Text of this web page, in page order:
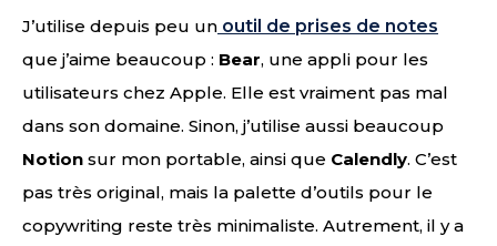
J’utilise depuis peu un outil de prises de notes
que j’aime beaucoup : Bear, une appli pour les
utilisateurs chez Apple. Elle est vraiment pas mal
dans son domaine. Sinon, j’utilise aussi beaucoup
Notion sur mon portable, ainsi que Calendly. C’est
pas très original, mais la palette d’outils pour le
copywriting reste très minimaliste. Autrement, il y a